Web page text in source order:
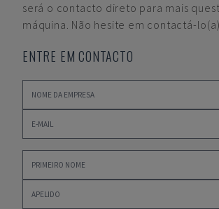
será o contacto direto para mais
máquina. Não hesite em contactá-
ENTRE EM CONTACTO